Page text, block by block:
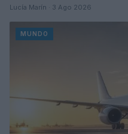
Lucía Marín · 3 Ago 2026
MUNDO